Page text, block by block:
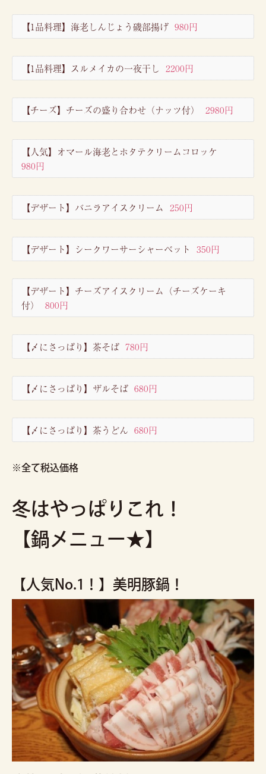
【1品料理】海老しんじょう磯部揚げ 980円
【1品料理】スルメイカの一夜干し 2200円
【チーズ】チーズの盛り合わせ（ナッツ付） 2980円
【人気】オマール海老とホタテクリームコロッケ
980円
【デザート】バニラアイスクリーム 250円
【デザート】シークワーサーシャーベット 350円
【デザート】チーズアイスクリーム（チーズケーキ
付） 800円
【〆にさっぱり】茶そば 780円
【〆にさっぱり】ザルそば 680円
【〆にさっぱり】茶うどん 680円
※全て税込価格
冬はやっぱりこれ！
【鍋メニュー★】
【人気No.1！】美明豚鍋！